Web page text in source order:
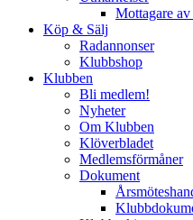
Mottagare
Köp & Sälj
Radannonser
Klubbshop
Klubben
Bli medlem!
Nyheter
Om Klubben
Klöverbladet
Medlemsförmåner
Dokument